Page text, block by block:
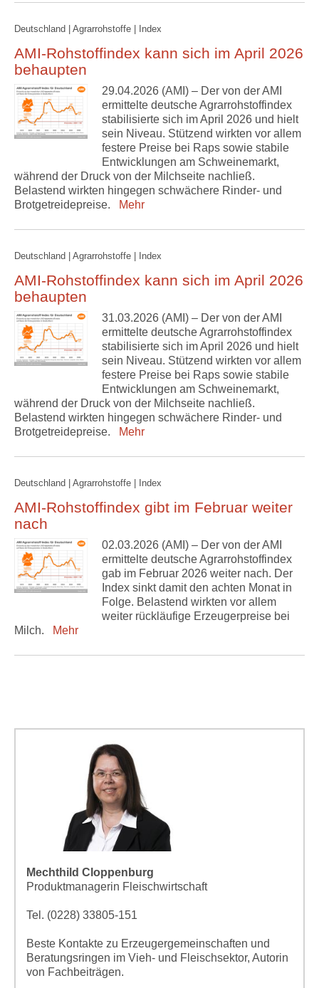
Deutschland | Agrarrohstoffe | Index
AMI-Rohstoffindex kann sich im April 2026
behaupten
29.04.2026 (AMI) – Der von der AMI
ermittelte deutsche Agrarrohstoffindex
stabilisierte sich im April 2026 und hielt
sein Niveau. Stützend wirkten vor allem
festere Preise bei Raps sowie stabile
Entwicklungen am Schweinemarkt,
während der Druck von der Milchseite nachließ.
Belastend wirkten hingegen schwächere Rinder- und
Brotgetreidepreise.
Mehr
Deutschland | Agrarrohstoffe | Index
AMI-Rohstoffindex kann sich im April 2026
behaupten
31.03.2026 (AMI) – Der von der AMI
ermittelte deutsche Agrarrohstoffindex
stabilisierte sich im April 2026 und hielt
sein Niveau. Stützend wirkten vor allem
festere Preise bei Raps sowie stabile
Entwicklungen am Schweinemarkt,
während der Druck von der Milchseite nachließ.
Belastend wirkten hingegen schwächere Rinder- und
Brotgetreidepreise.
Mehr
Deutschland | Agrarrohstoffe | Index
AMI-Rohstoffindex gibt im Februar weiter
nach
02.03.2026 (AMI) – Der von der AMI
ermittelte deutsche Agrarrohstoffindex
gab im Februar 2026 weiter nach. Der
Index sinkt damit den achten Monat in
Folge. Belastend wirkten vor allem
weiter rückläufige Erzeugerpreise bei
Milch.
Mehr
Mechthild Cloppenburg
Produktmanagerin Fleischwirtschaft
Tel. (0228) 33805-151
Beste Kontakte zu Erzeugergemeinschaften und
Beratungsringen im Vieh- und Fleischsektor, Autorin
von Fachbeiträgen.